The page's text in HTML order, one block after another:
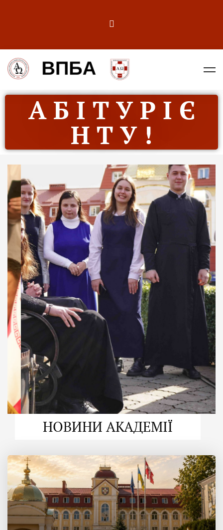
А Б І Т У Р І Є
Н Т У !
ДУХОВНО СИЛЬНІ!
ВПБА — спільнота, де
формується
покликання
Читати більше
НОВИНИ АКАДЕМІЇ